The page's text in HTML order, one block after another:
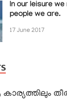
In our leisure
people we are.
17 June 2017